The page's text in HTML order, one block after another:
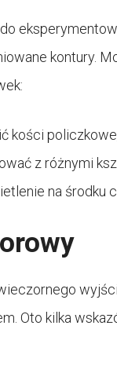
kontury.
kości
z różnymi
na środku
Oto kilka